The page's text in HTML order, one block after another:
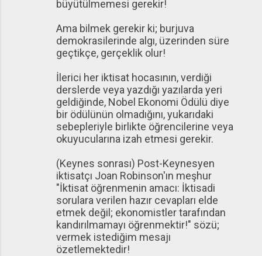
büyütülmemesi gerekir!
Ama bilmek gerekir ki; burjuva
demokrasilerinde algı, üzerinden süre
geçtikçe, gerçeklik olur!
İlerici her iktisat hocasının, verdiği
derslerde veya yazdığı yazılarda yeri
geldiğinde, Nobel Ekonomi Ödülü diye
bir ödülünün olmadığını, yukarıdaki
sebepleriyle birlikte öğrencilerine veya
okuyucularına izah etmesi gerekir.
(Keynes sonrası) Post-Keynesyen
iktisatçı Joan Robinson'ın meşhur
"İktisat öğrenmenin amacı: İktisadi
sorulara verilen hazır cevapları elde
etmek değil; ekonomistler tarafından
kandırılmamayı öğrenmektir!" sözü;
vermek istediğim mesajı
özetlemektedir!